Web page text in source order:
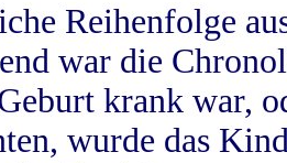
Reihenfolge
war die
krank war,
wurde das